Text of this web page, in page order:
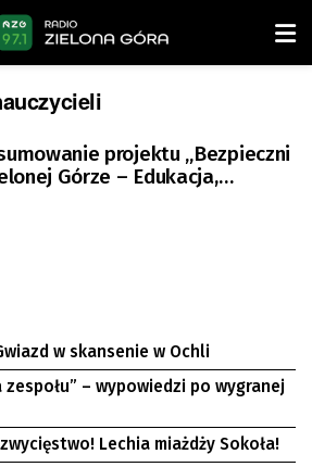
projektu „Bezpieczni
Górze – Edukacja,
w skansenie w Ochli
– wypowiedzi po wygranej
Lechia miażdży Sokoła!